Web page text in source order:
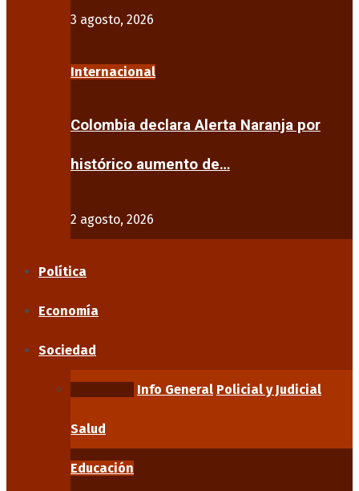
3 agosto, 2026
Internacional
Colombia declara Alerta Naranja por
histórico aumento de…
2 agosto, 2026
Política
Economía
Sociedad
Info General Policial y Judicial
Salud
Educación